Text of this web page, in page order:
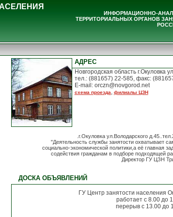
ИНФОРМАЦИОННО-
ТЕРРИТОРИАЛЬНЫХ ОРГАНОВ
АДРЕС
Новгородская область г.Окуловка
тел.: (881657) 22-585, факс:
E-mail: orczn@novgorod.net
схема проезда, филиалы ЦЗН
.г.Окуловка ул.Володарского
"Деятельность службы занятости охватывает
социально-экономической политики,а её главная
содействия гражданам в подборе подходящей
Директор ГУ ЦЗН
ДОСКА ОБЪЯВЛЕНИЙ
ГУ Центр занятости населения
работает с 8.00 до
перерыв с 13.00 до